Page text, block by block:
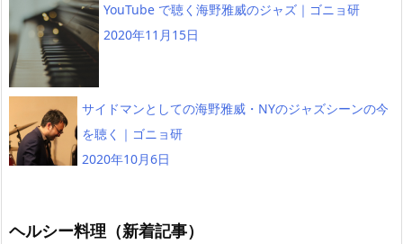
YouTube で聴く海野雅威のジャズ｜ゴニョ研
2020年11月15日
サイドマンとしての海野雅威・NYのジャズシーンの今
を聴く｜ゴニョ研
2020年10月6日
ヘルシー料理（新着記事）